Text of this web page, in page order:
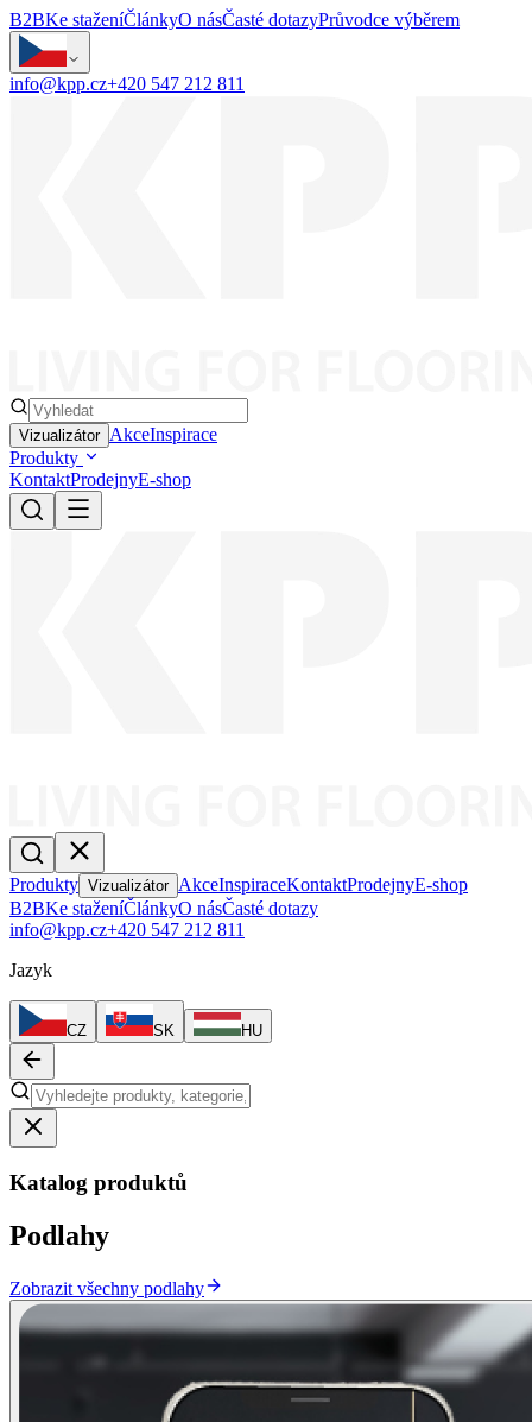
B2BKe staženíČlánkyO násČasté dotazyPrůvodce výběrem
info@kpp.cz+420 547 212 811
Vizualizátor AkceInspirace
Produkty
KontaktProdejnyE-shop
Produkty Vizualizátor AkceInspiraceKontaktProdejnyE-shop
B2BKe staženíČlánkyO násČasté dotazy
info@kpp.cz+420 547 212 811
Jazyk
CZ SK HU
Katalog produktů
Podlahy
Zobrazit všechny podlahy